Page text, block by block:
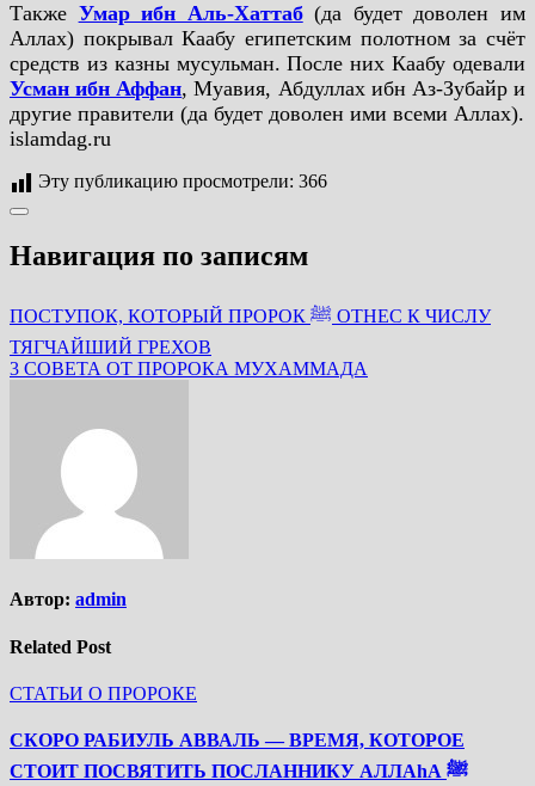
Также Умар ибн Аль-Хаттаб(да будет доволен им
Аллах) покрывал Каабу египетским полотном за счёт
средств из казны мусульман. После них Каабу одевали
Усман ибн Аффан, Муавия, Абдуллах ибн Аз-Зубайр и
другие правители (да будет доволен ими всеми Аллах).
islamdag.ru
Эту публикацию просмотрели: 366
Навигация по записям
ПОСТУПОК, КОТОРЫЙ ПРОРОК ﷺ ОТНЕС К ЧИСЛУ
ТЯГЧАЙШИЙ ГРЕХОВ
3 СОВЕТА ОТ ПРОРОКА МУХАММАДА
Автор: admin
Related Post
СТАТЬИ О ПРОРОКЕ
СКОРО РАБИУЛЬ АВВАЛЬ — ВРЕМЯ, КОТОРОЕ
СТОИТ ПОСВЯТИТЬ ПОСЛАННИКУ АЛЛАhА ﷺ